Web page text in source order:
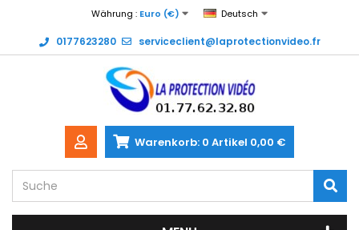
Währung : Euro (€) Deutsch
0177623280 serviceclient@laprotectionvideo.fr
Warenkorb: 0 Artikel 0,00 €